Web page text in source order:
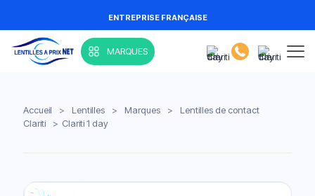
ENTREPRISE FRANÇAISE
MARQUES
Accueil > Lentilles > Marques >
Lentilles de contact
Clariti
> Clariti 1 day